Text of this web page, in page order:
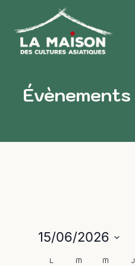
Évènements
15/06/2026
L M M J